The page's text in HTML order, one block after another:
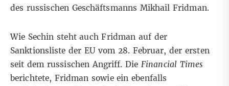
des russischen Geschäftsmanns Mikhail Fridman.
Wie Sechin steht auch Fridman auf der
Sanktionsliste der EU vom 28. Februar, der ersten
seit dem russischen Angriff. Die Financial Times
berichtete, Fridman sowie ein ebenfalls